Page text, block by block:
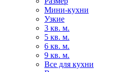
Мини-кухни
Узкие
3 кв. м.
5 кв. м.
6 кв. м.
9 кв. м.
Все для кухни